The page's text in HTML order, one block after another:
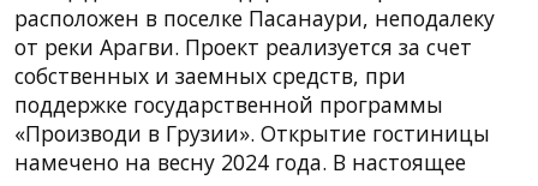
расположен в поселке Пасанаури, неподалеку
от реки Арагви. Проект реализуется за счет
собственных и заемных средств, при
поддержке государственной программы
«Производи в Грузии». Открытие гостиницы
намечено на весну 2024 года. В настоящее